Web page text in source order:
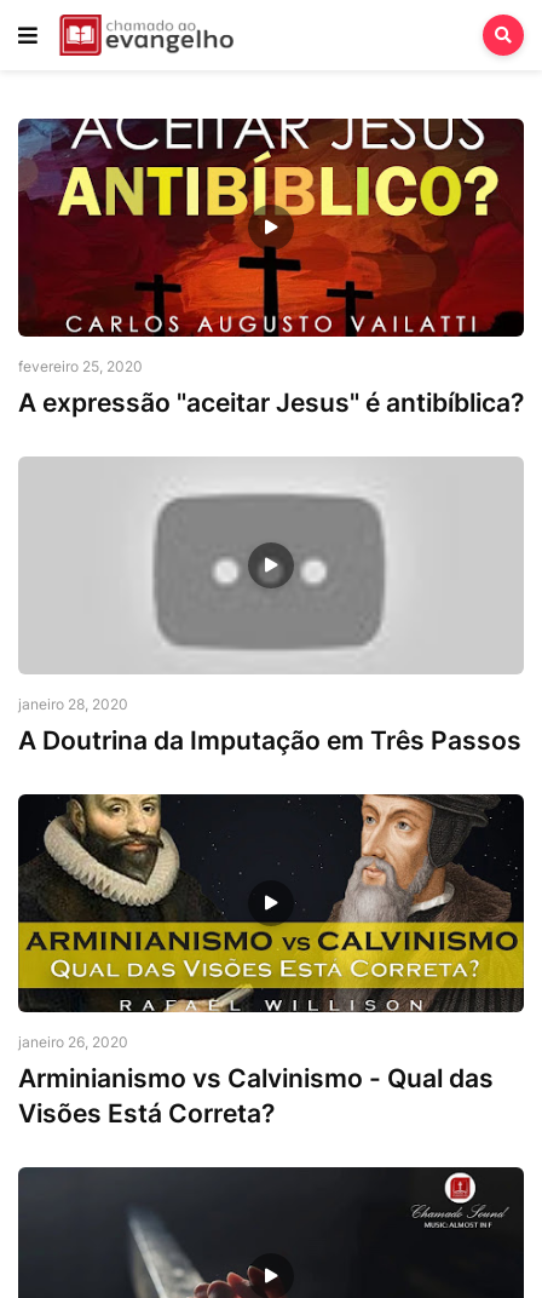
fevereiro 25, 2020
A expressão "aceitar Jesus" é antibíblica?
janeiro 28, 2020
A Doutrina da Imputação em Três Passos
janeiro 26, 2020
Arminianismo vs Calvinismo - Qual das
Visões Está Correta?